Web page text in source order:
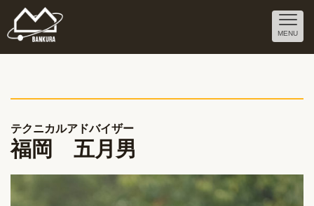
MENU
テクニカルアドバイザー
福岡 五月男